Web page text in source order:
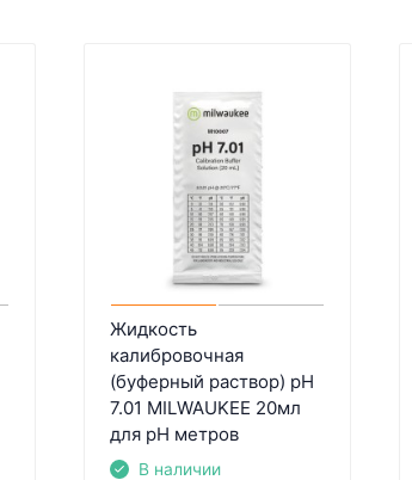
Жидкость
калибровочная
(буферный раствор) pH
7.01 MILWAUKEE 20мл
для pH метров
В наличии